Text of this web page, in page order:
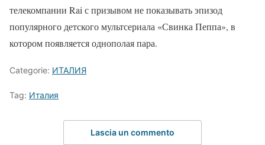
телекомпании Rai с призывом не показывать эпизод
популярного детского мультсериала «Свинка Пеппа», в
котором появляется однополая пара.
Categorie: ИТАЛИЯ
Tag: Италия
Lascia un commento